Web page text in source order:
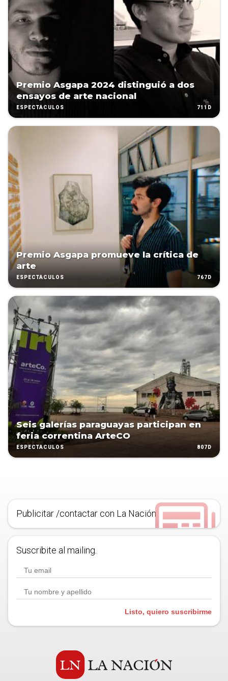
Premio Asgapa 2024 distinguió a dos
ensayos de arte nacional
ESPECTÁCULOS 711D
Premio Asgapa promueve la crítica de
arte
ESPECTÁCULOS 767D
Seis galerías paraguayas participan en
feria correntina ArteCO
ESPECTÁCULOS 807D
Publicitar /contactar con La Nación
Suscribite al mailing.
Listo, quiero suscribirme